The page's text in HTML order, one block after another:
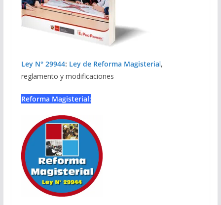
Ley N° 29944: Ley de Reforma Magisterial,
reglamento y modificaciones
Reforma Magisterial: